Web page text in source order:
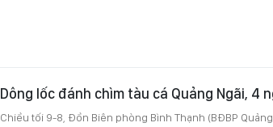
Dông lốc đánh chìm tàu cá Quảng Ngãi, 4
Chiều tối 9-8, Đồn Biên phòng Bình Thạnh (BĐBP